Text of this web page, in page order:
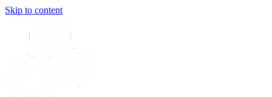
Skip to content